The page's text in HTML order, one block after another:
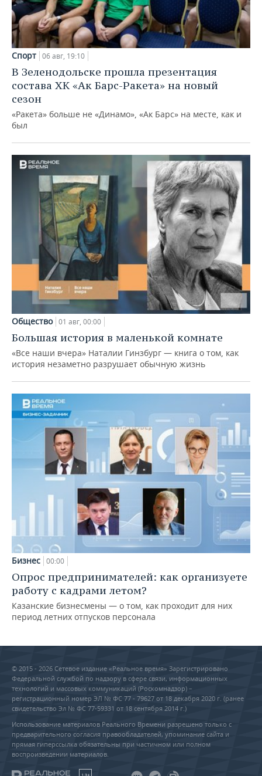
Спорт 06 авг, 19:10
В Зеленодольске прошла презентация
состава ХК «Ак Барс-Ракета» на новый
сезон
«Ракета» больше не «Динамо», «Ак Барс» на месте, как и
был
Общество 01 авг, 00:00
Большая история в маленькой комнате
«Все наши вчера» Наталии Гинзбург — книга о том, как
история незаметно разрушает обычную жизнь
Бизнес 00:00
Опрос предпринимателей: как организуете
работу с кадрами летом?
Казанские бизнесмены — о том, как проходит для них
период летних отпусков персонала
© 2015 - 2026 Сетевое издание «Реальное время» Зарегистрировано
Федеральной службой по надзору в сфере связи, информационных
технологий и массовых коммуникаций (Роскомнадзор) –
регистрационный номер ЭЛ № ФС 77 - 79627 от 18 декабря 2020 г. (ранее
свидетельство Эл № ФС 77-59331 от 18 сентября 2014 г.)
Использование материалов Реального Времени разрешено только с
предварительного согласия правообладателей, упоминание сайта и
прямая гиперссылка обязательны при частичном или полном
воспроизведении материалов.
18+